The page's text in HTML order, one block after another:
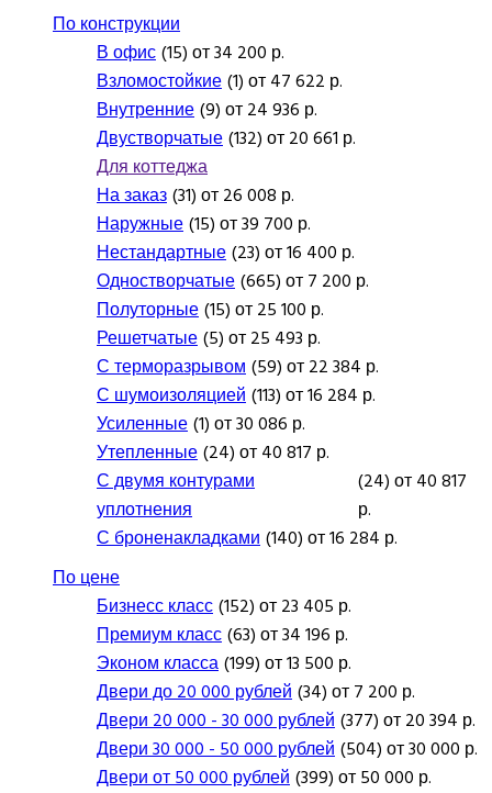
По конструкции
В офис(15) от 34 200 р.
Взломостойкие(1) от 47 622 р.
Внутренние(9) от 24 936 р.
Двустворчатые(132) от 20 661 р.
Для коттеджа
На заказ(31) от 26 008 р.
Наружные(15) от 39 700 р.
Нестандартные(23) от 16 400 р.
Одностворчатые(665) от 7 200 р.
Полуторные(15) от 25 100 р.
Решетчатые(5) от 25 493 р.
С терморазрывом(59) от 22 384 р.
С шумоизоляцией(113) от 16 284 р.
Усиленные(1) от 30 086 р.
Утепленные(24) от 40 817 р.
С двумя контурами
уплотнения
(24) от 40 817
р.
С броненакладками(140) от 16 284 р.
По цене
Бизнесс класс(152) от 23 405 р.
Премиум класс(63) от 34 196 р.
Эконом класса(199) от 13 500 р.
Двери до 20 000 рублей(34) от 7 200 р.
Двери 20 000 - 30 000 рублей(377) от 20 394 р.
Двери 30 000 - 50 000 рублей(504) от 30 000 р.
Двери от 50 000 рублей(399) от 50 000 р.